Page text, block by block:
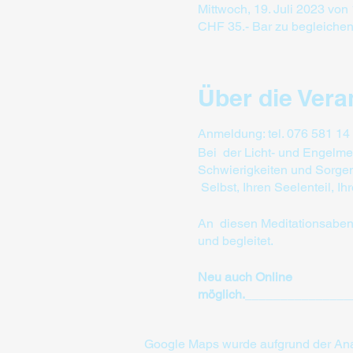
Mittwoch, 19. Juli 2023 von
CHF 35.- Bar zu
Über die
Anmeldung: tel. 076 581
Bei der Licht- und
Schwierigkeiten und
Selbst, Ihren Seelenteil,
An diesen
und begleitet.
Neu auch Online
möglich.
bestimmten Zweck, der
Google Maps wurde aufgrund der